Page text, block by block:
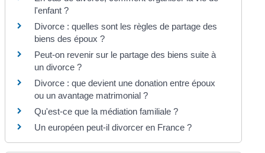
l'enfant ?
Divorce : quelles sont les règles de partage des
biens des époux ?
Peut-on revenir sur le partage des biens suite à
un divorce ?
Divorce : que devient une donation entre époux
ou un avantage matrimonial ?
Qu'est-ce que la médiation familiale ?
Un européen peut-il divorcer en France ?